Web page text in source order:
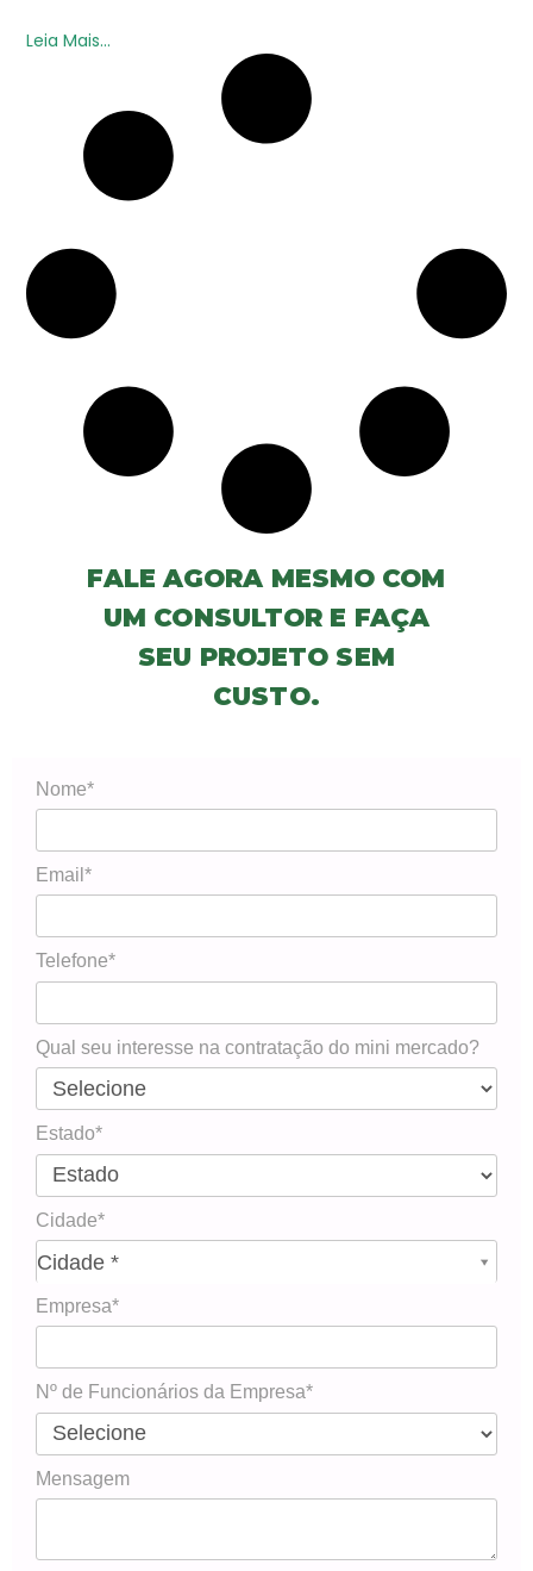
Leia Mais...
FALE AGORA MESMO COM
UM CONSULTOR E FAÇA
SEU PROJETO SEM
CUSTO.
Nome*
Email*
Telefone*
Qual seu interesse na contratação do mini mercado?
Estado*
Cidade*
Cidade *
Cidade*
Empresa*
Nº de Funcionários da Empresa*
Mensagem